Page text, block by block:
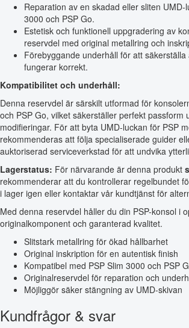
Reparation av en skadad eller sliten UMD-
3000 och PSP Go.
Estetisk och funktionell uppgradering av
reservdel med original metallring och
Förebyggande underhåll för att
fungerar korrekt.
Kompatibilitet och underhåll:
Denna reservdel är särskilt utformad för
och PSP Go, vilket säkerställer perfekt passform
modifieringar. För att byta UMD-luckan för PSP
rekommenderas att följa specialiserade guider
auktoriserad serviceverkstad för att undvika
Lagerstatus: För närvarande är denna produkt
rekommenderar att du kontrollerar regelbundet
i lager igen eller kontaktar vår kundtjänst för
Med denna reservdel håller du din PSP-konsol i
originalkomponent och garanterad kvalitet.
Slitstark metallring för ökad hållbarhet
Original inskription för en autentisk finish
Kompatibel med PSP Slim 3000 och PSP
Originalreservdel för reparation och
Möjliggör säker stängning av UMD-skivan
Kundfrågor & svar